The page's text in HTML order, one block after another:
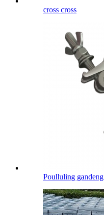
cross cross
Poulluling gandeng